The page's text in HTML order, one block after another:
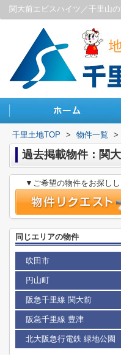
関大前エビスハイツ／千里山
千里土地TOP > 物件一覧 >
過去掲載物件：関
▼ご希望の物件をお探し
同じエリアの物件
吹田市
円山町
阪急千里線 関大前
阪急千里線 豊津
北大阪急行電鉄 緑地公園